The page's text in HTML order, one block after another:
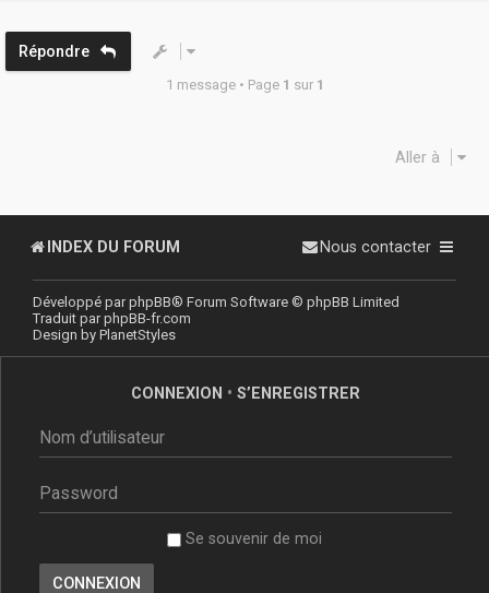
Répondre
1 message • Page 1 sur 1
Aller à
INDEX DU FORUM Nous contacter
Développé parphpBB® Forum Software © phpBB Limited
Traduit parphpBB-fr.com
Design by PlanetStyles
CONNEXION • S’ENREGISTRER
Se souvenir de moi